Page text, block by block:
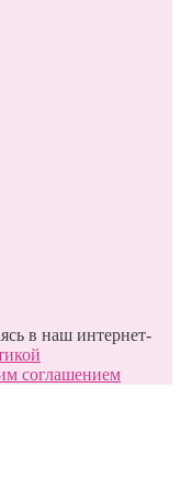
в наш интернет-
соглашением